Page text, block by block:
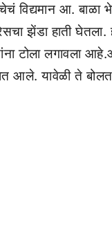
विद्यमान आ.
झेंडा हाती
टोला लगावला
आले. यावेळी ते